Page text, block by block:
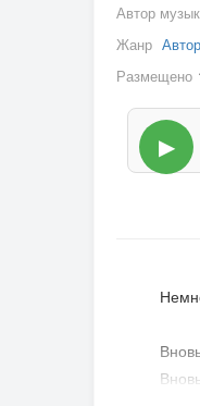
Автор
Жанр
Размещено
▶